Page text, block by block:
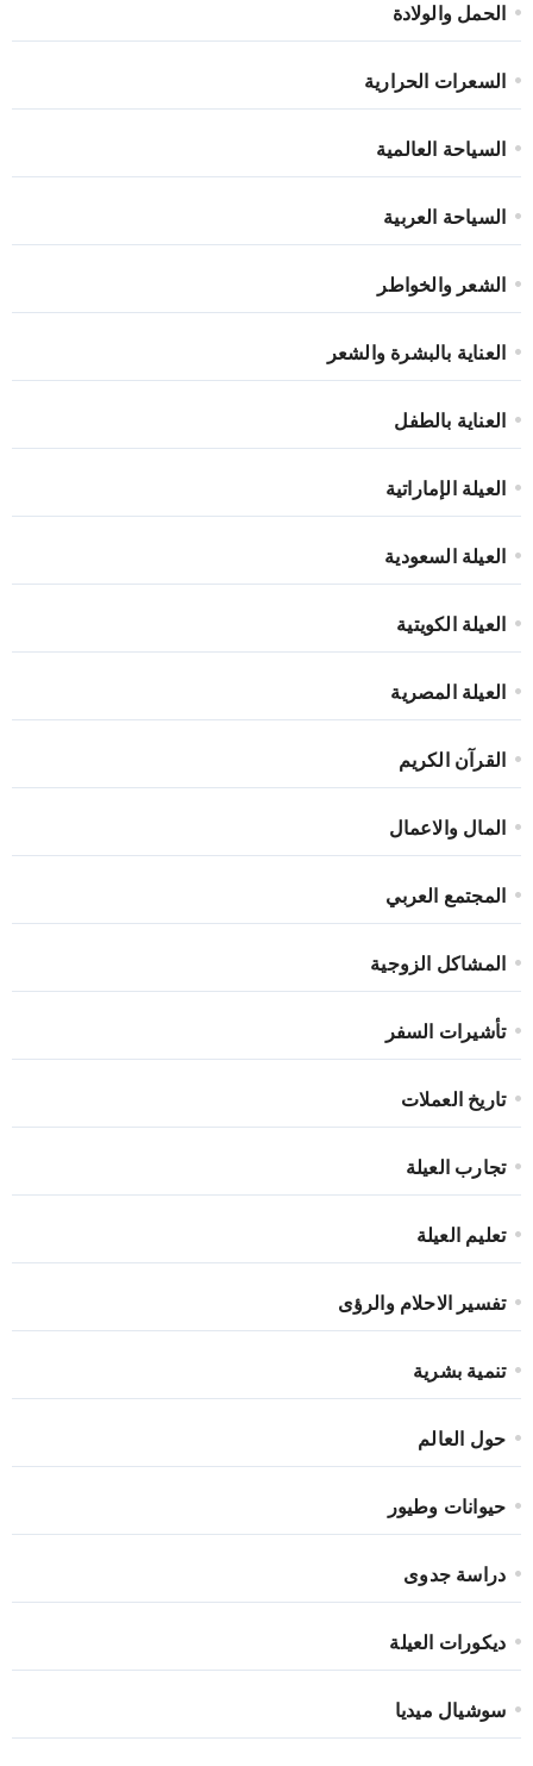
الحمل والولادة
السعرات الحرارية
السياحة العالمية
السياحة العربية
الشعر والخواطر
العناية بالبشرة والشعر
العناية بالطفل
العيلة الإماراتية
العيلة السعودية
العيلة الكويتية
العيلة المصرية
القرآن الكريم
المال والاعمال
المجتمع العربي
المشاكل الزوجية
تأشيرات السفر
تاريخ العملات
تجارب العيلة
تعليم العيلة
تفسير الاحلام والرؤى
تنمية بشرية
حول العالم
حيوانات وطيور
دراسة جدوى
ديكورات العيلة
سوشيال ميديا